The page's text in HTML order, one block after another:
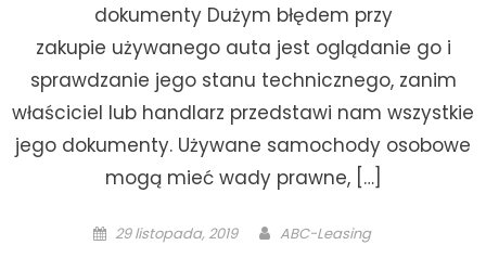
dokumenty Dużym błędem przy
zakupie używanego auta jest oglądanie go i
sprawdzanie jego stanu technicznego, zanim
właściciel lub handlarz przedstawi nam wszystkie
jego dokumenty. Używane samochody osobowe
mogą mieć wady prawne, […]
Posted
29 listopada, 2019 Author
ABC-Leasing